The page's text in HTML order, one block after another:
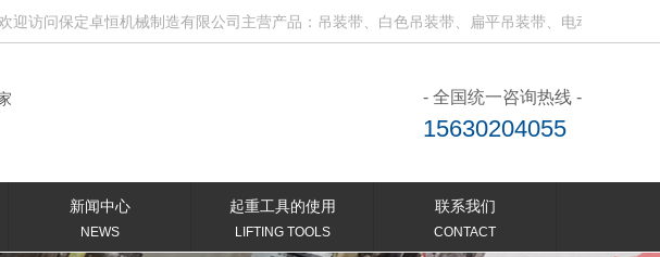
保定卓恒机械制造有限公司主营产品：吊装带、白色吊装带、扁平吊装带、电动吊钩、微型电动
- 全国统一咨询热线 -
15630204055
新闻中心
NEWS
起重工具的使用
LIFTING TOOLS
联系我们
CONTACT